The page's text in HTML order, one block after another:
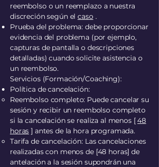
reembolso o un reemplazo a nuestra
discreción según elcaso.
Prueba del problema: debe proporcionar
evidencia del problema (por ejemplo,
capturas de pantalla o descripciones
detalladas) cuando solicite asistencia o
un reembolso.
Servicios (Formación/Coaching):
Política de cancelación:
Reembolso completo: Puede cancelar su
sesión y recibir un reembolso completo
si la cancelación se realiza al menos [48
horas ] antes de la hora programada.
Tarifa de cancelación: Las cancelaciones
realizadas con menos de [48 horas] de
antelación a la sesión supondrán una